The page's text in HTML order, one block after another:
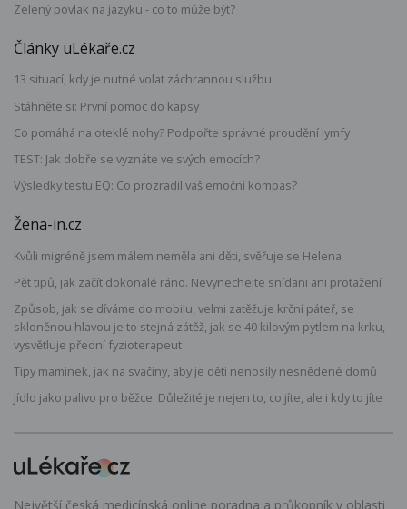
Zelený povlak na jazyku - co to může být?
Články uLékaře.cz
13 situací, kdy je nutné volat záchrannou službu
Stáhněte si: První pomoc do kapsy
Co pomáhá na oteklé nohy? Podpořte správné proudění lymfy
TEST: Jak dobře se vyznáte ve svých emocích?
Výsledky testu EQ: Co prozradil váš emoční kompas?
Žena-in.cz
Kvůli migréně jsem málem neměla ani děti, svěřuje se Helena
Pět tipů, jak začít dokonalé ráno. Nevynechejte snídani ani protažení
Způsob, jak se díváme do mobilu, velmi zatěžuje krční páteř, se
skloněnou hlavou je to stejná zátěž, jak se 40 kilovým pytlem na krku,
vysvětluje přední fyzioterapeut
Tipy maminek, jak na svačiny, aby je děti nenosily nesnědené domů
Jídlo jako palivo pro běžce: Důležité je nejen to, co jíte, ale i kdy to jíte
Největší česká medicínská online poradna a průkopník v oblasti